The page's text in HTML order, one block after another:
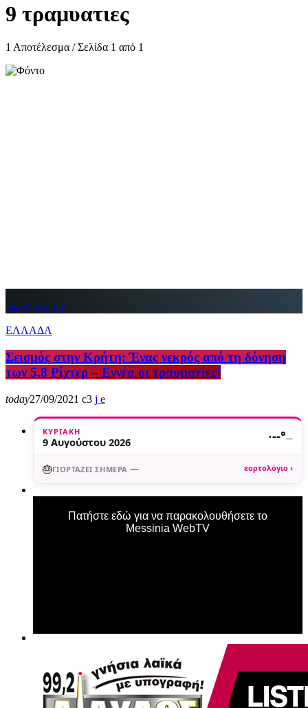
9 τραμυατιες
1 Αποτέλεσμα / Σελίδα 1 από 1
insert_link
ΕΛΛΑΔΑ
Σεισμός στην Κρήτη: Ένας νεκρός από τη δόνηση
των 5,8 Ρίχτερ – Εννέα οι τραυματίες!
today27/09/2021 3
ΚΥΡΙΑΚΉ
9 Αυγούστου 2026 ·--°—
🎂ΓΙΟΡΤΆΖΕΙ ΣΉΜΕΡΑ — εορτολόγιο ›
Πατήστε εδώ για να παρακολουθήσετε το
Messinia WebTV